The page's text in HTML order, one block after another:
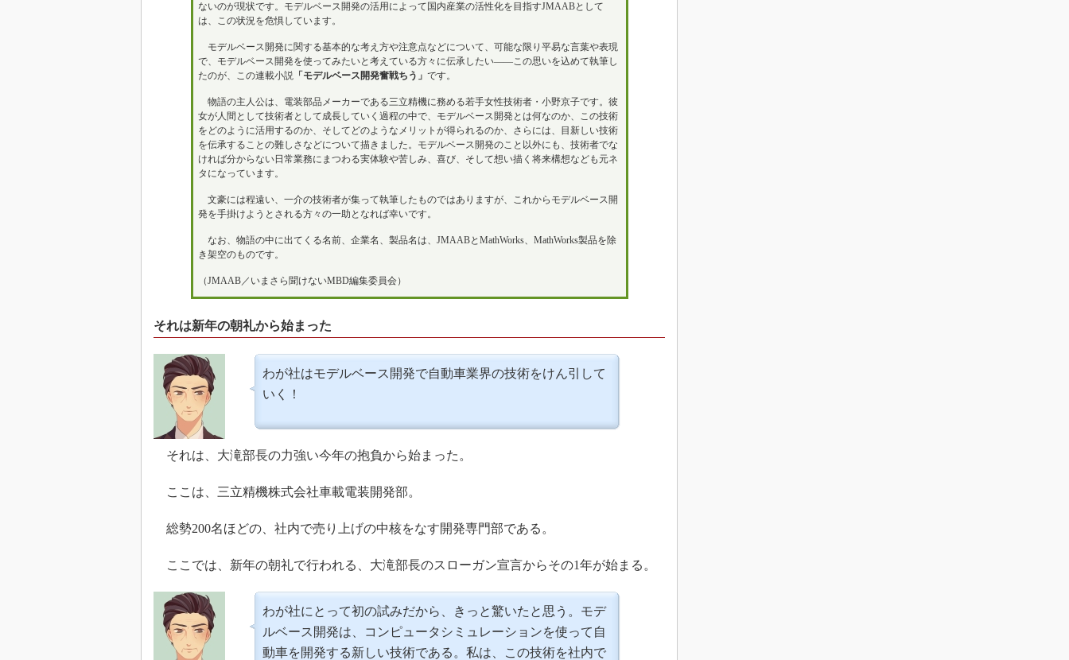
ないのが現状です。モデルベース開発の活用によって国内産業の活性化を目指すJMAABとして
は、この状況を危惧しています。
モデルベース開発に関する基本的な考え方や注意点などについて、可能な限り平易な言葉や表現
で、モデルベース開発を使ってみたいと考えている方々に伝承したい――この思いを込めて執筆し
たのが、この連載小説「モデルベース開発奮戦ちう」 です。
物語の主人公は、電装部品メーカーである三立精機に務める若手女性技術者・小野京子です。彼
女が人間として技術者として成長していく過程の中で、モデルベース開発とは何なのか、この技術
をどのように活用するのか、そしてどのようなメリットが得られるのか、さらには、目新しい技術
を伝承することの難しさなどについて描きました。モデルベース開発のこと以外にも、技術者でな
ければ分からない日常業務にまつわる実体験や苦しみ、喜び、そして想い描く将来構想なども元ネ
タになっています。
文豪には程遠い、一介の技術者が集って執筆したものではありますが、これからモデルベース開
発を手掛けようとされる方々の一助となれば幸いです。
なお、物語の中に出てくる名前、企業名、製品名は、JMAABとMathWorks、MathWorks製品を除
き架空のものです。
（JMAAB／いまさら聞けないMBD編集委員会）
それは新年の朝礼から始まった
わが社はモデルベース開発で自動車業界の技術をけん引して
いく！
それは、大滝部長の力強い今年の抱負から始まった。
ここは、三立精機株式会社車載電装開発部。
総勢200名ほどの、社内で売り上げの中核をなす開発専門部である。
ここでは、新年の朝礼で行われる、大滝部長のスローガン宣言からその1年が始まる。
わが社にとって初の試みだから、きっと驚いたと思う。モデ
ルベース開発は、コンピュータシミュレーションを使って自
動車を開発する新しい技術である。私は、この技術を社内で